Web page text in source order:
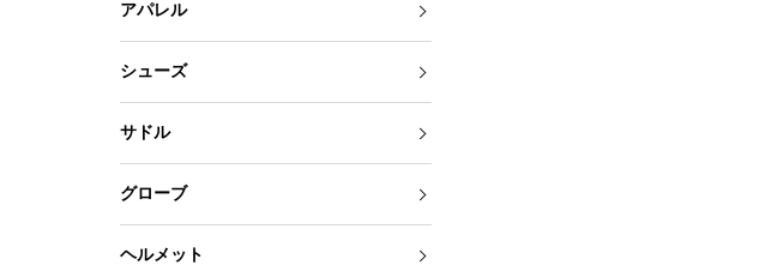
アパレル
シューズ
サドル
グローブ
ヘルメット